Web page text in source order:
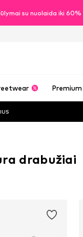
su nuolaida iki 60%
Premium
drabužiai